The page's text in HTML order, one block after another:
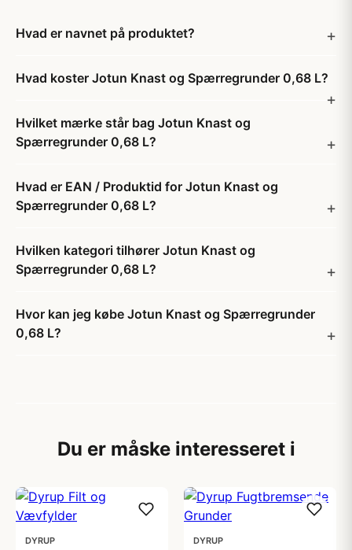
Hvad er navnet på produktet?
Hvad koster Jotun Knast og Spærregrunder 0,68 L?
Hvilket mærke står bag Jotun Knast og
Spærregrunder 0,68 L?
Hvad er EAN / Produktid for Jotun Knast og
Spærregrunder 0,68 L?
Hvilken kategori tilhører Jotun Knast og
Spærregrunder 0,68 L?
Hvor kan jeg købe Jotun Knast og Spærregrunder
0,68 L?
Du er måske interesseret i
DYRUP DYRUP